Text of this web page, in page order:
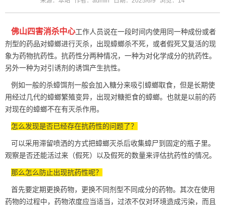
佛山四害消杀中心工作人员说在一段时间内使用同一种成份或者
剂型的药品对蟑螂进行灭杀，出现蟑螂杀不死，或者假死又复活的现
象为药物抗药性。抗药性分两种情况，一种为对化学成分的抗药性。
另外一种为对引诱剂的诱饵产生抗性。
例如一般的杀蟑饵剂一般会加入糖分来吸引蟑螂取食，但是长期使
用经过几代的蟑螂繁殖变异，出现对糖拒食的蟑螂。也就是以前的药
对现在的蟑螂不在有灭杀作用。
怎么发现是否已经存在抗药性的问题了？
可以采用滞留喷洒的方式把蟑螂灭杀后收集蟑尸到固定的瓶子里。
观察是否还能活过来（假死）以及假死的数量来评估抗药性的情况。
那么怎么防止出现抗药性呢？
首先要定期更换药物，更换不同剂型不同成分的药物。其次在使用
药物的过程中，药物浓度应当适当，过浓不仅对环境造成污染，而且